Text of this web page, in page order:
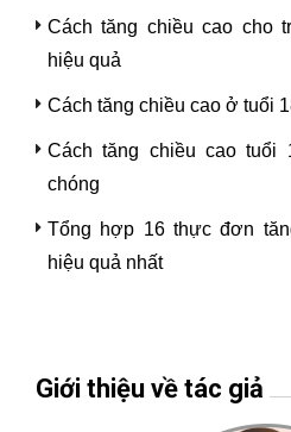
Cách tăng chiều cao cho
hiệu quả
Cách tăng chiều cao ở tuổi
Cách tăng chiều cao tuổi
chóng
Tổng hợp 16 thực đơn
hiệu quả nhất
Giới thiệu về tác giả